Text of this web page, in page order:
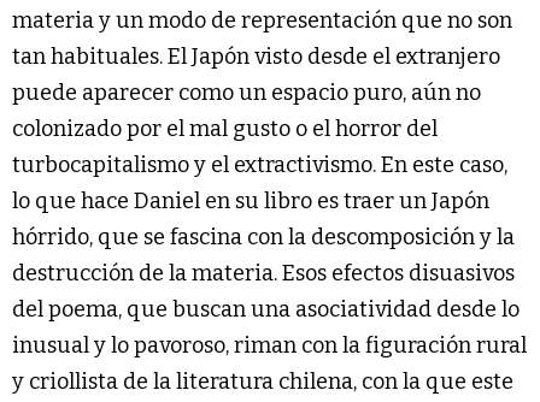
materia y un modo de representación que no son
tan habituales. El Japón visto desde el extranjero
puede aparecer como un espacio puro, aún no
colonizado por el mal gusto o el horror del
turbocapitalismo y el extractivismo. En este caso,
lo que hace Daniel en su libro es traer un Japón
hórrido, que se fascina con la descomposición y la
destrucción de la materia. Esos efectos disuasivos
del poema, que buscan una asociatividad desde lo
inusual y lo pavoroso, riman con la figuración rural
y criollista de la literatura chilena, con la que este